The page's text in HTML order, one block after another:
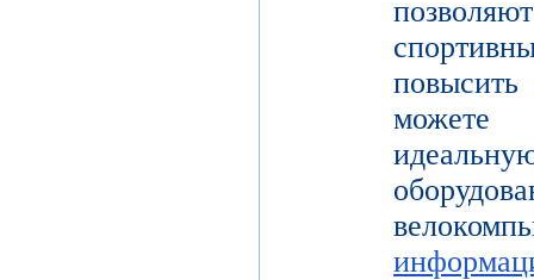
повысить
можете